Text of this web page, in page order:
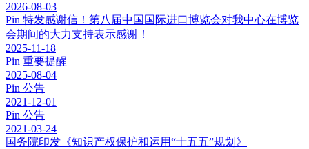
2026-08-03
Pin 特发感谢信！第八届中国国际进口博览会对我中心在博览
会期间的大力支持表示感谢！
2025-11-18
Pin 重要提醒
2025-08-04
Pin 公告
2021-12-01
Pin 公告
2021-03-24
国务院印发《知识产权保护和运用“十五五”规划》